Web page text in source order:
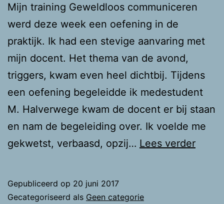
Mijn training Geweldloos communiceren
werd deze week een oefening in de
praktijk. Ik had een stevige aanvaring met
mijn docent. Het thema van de avond,
triggers, kwam even heel dichtbij. Tijdens
een oefening begeleidde ik medestudent
M. Halverwege kwam de docent er bij staan
en nam de begeleiding over. Ik voelde me
gekwetst, verbaasd, opzij… Lees verderDie
Gepubliceerd op 20 juni 2017
Gecategoriseerd als Geen categorie